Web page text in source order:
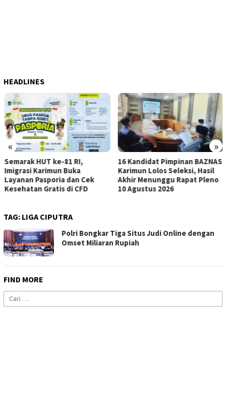
HEADLINES
« »
Semarak HUT ke-81 RI,
Imigrasi Karimun Buka
Layanan Pasporia dan Cek
Kesehatan Gratis di CFD
16 Kandidat Pimpinan BAZNAS
Karimun Lolos Seleksi, Hasil
Akhir Menunggu Rapat Pleno
10 Agustus 2026
TAG: LIGA CIPUTRA
Polri Bongkar Tiga Situs Judi Online dengan
Omset Miliaran Rupiah
FIND MORE
Cari
untuk: